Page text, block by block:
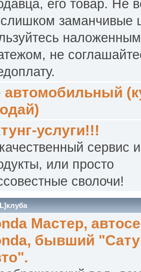
его товар. Не
заманчивые
наложенным
не
автомобильный
услуги!!!
сервис и
или просто
сволочи!
Мастер,
бывший